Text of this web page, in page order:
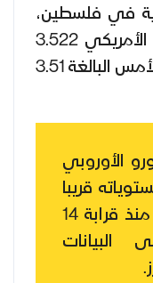
في فلسطين،
السبت، بلغ سعر صرف الدولار الأمريكي 3.522
شيكلا، صعودا من بداية جلسة الأمس البالغة 3.51
الأوروبي
قريبا
من أعلى مستوياته منذ قرابة 14
البيانات